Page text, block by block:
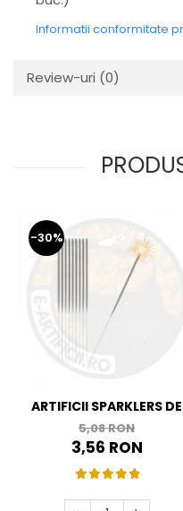
Informatii conformitate
Review-uri (0)
-30%
ARTIFICII SPARKLERS DE
MANA - STELUTE DE BRAD
16 CM - SET 10 BUC
5,08 RON
3,56 RON